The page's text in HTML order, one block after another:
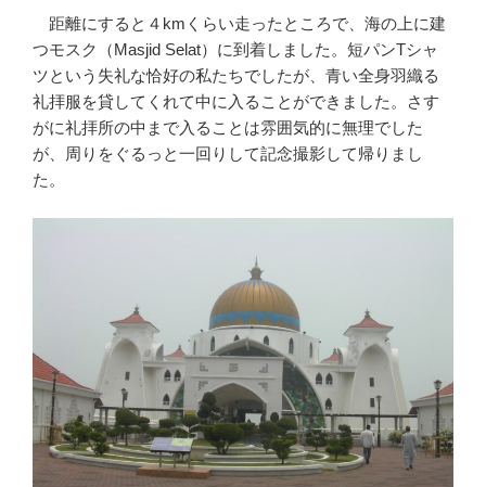
距離にすると４kmくらい走ったところで、海の上に建
つモスク（Masjid Selat） に到着しました。短パンTシャ
ツという失礼な恰好の私たちでしたが、青い全身羽織る
礼拝服を貸してくれて中に入ることができました。さす
がに礼拝所の中まで入ることは雰囲気的に無理でした
が、周りをぐるっと一回りして記念撮影して帰りまし
た。